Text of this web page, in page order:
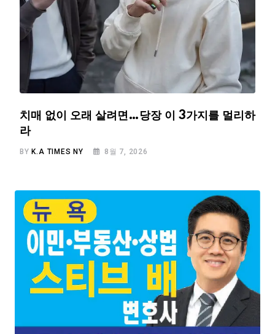
치매 없이 오래 살려면…당장 이 3가지를 멀리하
라
BYK.A TIMES NY 8월 7, 2026